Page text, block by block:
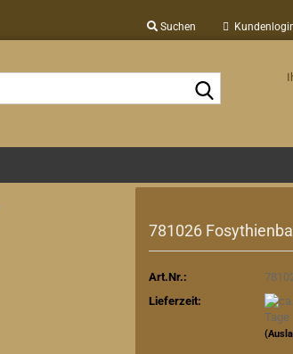
Suchen
781026
Art.Nr.:
Lieferzeit:
Tage